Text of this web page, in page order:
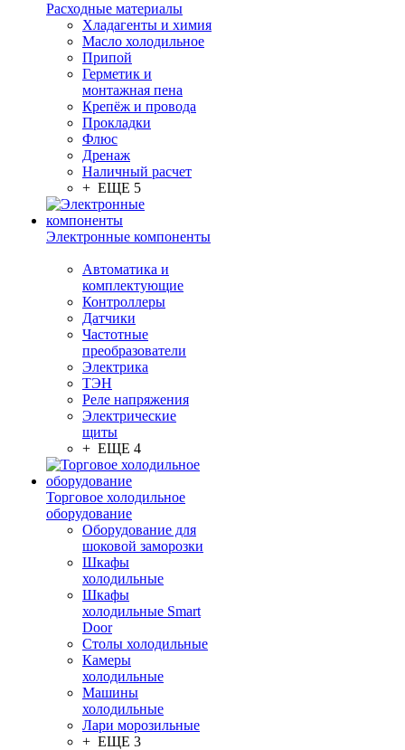
Расходные материалы
Хладагенты и химия
Масло холодильное
Припой
Герметик и
монтажная пена
Крепёж и провода
Прокладки
Флюс
Дренаж
Наличный расчет
+ ЕЩЕ 5
Электронные компоненты
Автоматика и
комплектующие
Контроллеры
Датчики
Частотные
преобразователи
Электрика
ТЭН
Реле напряжения
Электрические
щиты
+ ЕЩЕ 4
Торговое холодильное
оборудование
Оборудование для
шоковой заморозки
Шкафы
холодильные
Шкафы
холодильные Smart
Door
Столы холодильные
Камеры
холодильные
Машины
холодильные
Лари морозильные
+ ЕЩЕ 3